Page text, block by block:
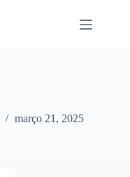
março 21, 2025